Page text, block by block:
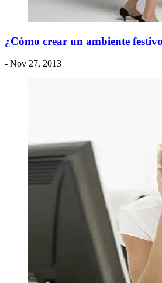
¿Cómo crear un ambiente
- Nov 27, 2013